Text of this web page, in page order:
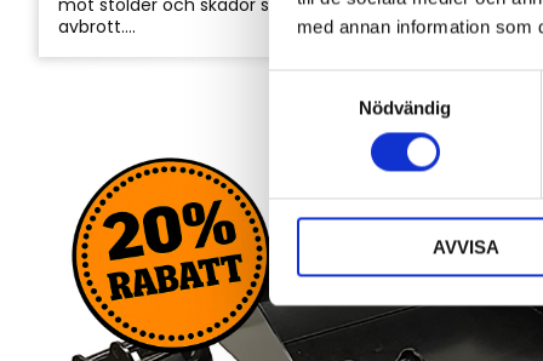
med annan information som
y
c
s
Nödvändig
AVVISA
avbrott....